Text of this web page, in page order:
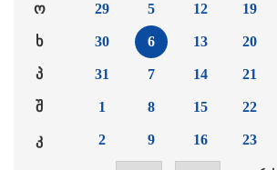
ო
ხ
პ
შ
კ
29
30
31
1
2
5
6
7
8
9
12
13
14
15
16
19
20
21
22
23